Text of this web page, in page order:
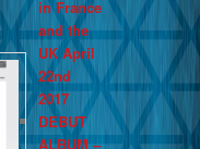
in France
and the
UK April
22nd
2017
DEBUT
ALBUM –